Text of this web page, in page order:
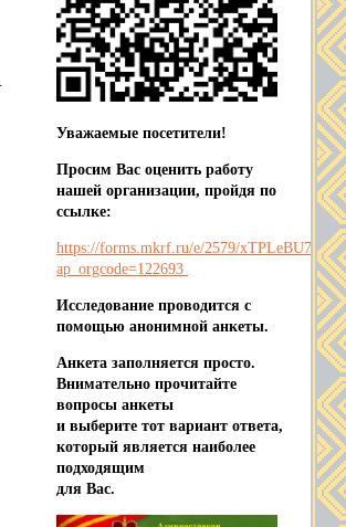
Уважаемые посетители!
Просим Вас оценить работу
нашей организации, пройдя по
ссылке:
https://forms.mkrf.ru/e/2579/xTPLeBU7/?
ap_orgcode=122693
Исследование проводится с
помощью анонимной анкеты.
Анкета заполняется просто.
Внимательно прочитайте
вопросы анкеты
и выберите тот вариант ответа,
который является наиболее
подходящим
для Вас.